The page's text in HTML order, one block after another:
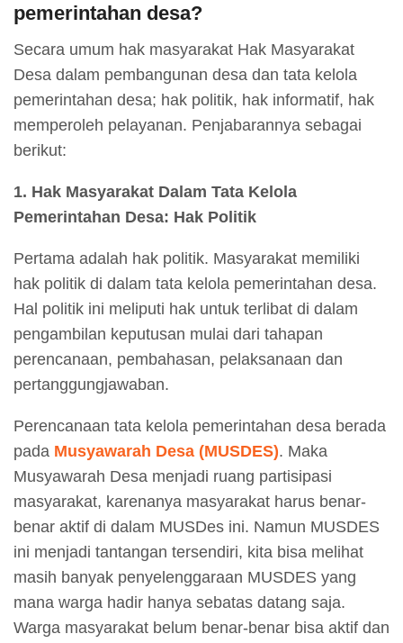
pemerintahan desa?
Secara umum hak masyarakat Hak Masyarakat
Desa dalam pembangunan desa dan tata kelola
pemerintahan desa; hak politik, hak informatif, hak
memperoleh pelayanan. Penjabarannya sebagai
berikut:
1. Hak Masyarakat Dalam Tata Kelola
Pemerintahan Desa: Hak Politik
Pertama adalah hak politik. Masyarakat memiliki
hak politik di dalam tata kelola pemerintahan desa.
Hal politik ini meliputi hak untuk terlibat di dalam
pengambilan keputusan mulai dari tahapan
perencanaan, pembahasan, pelaksanaan dan
pertanggungjawaban.
Perencanaan tata kelola pemerintahan desa berada
pada Musyawarah Desa (MUSDES). Maka
Musyawarah Desa menjadi ruang partisipasi
masyarakat, karenanya masyarakat harus benar-
benar aktif di dalam MUSDes ini. Namun MUSDES
ini menjadi tantangan tersendiri, kita bisa melihat
masih banyak penyelenggaraan MUSDES yang
mana warga hadir hanya sebatas datang saja.
Warga masyarakat belum benar-benar bisa aktif dan